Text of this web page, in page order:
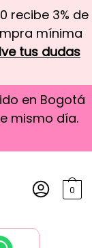
recibe 3% de
mínima
tus dudas
en Bogotá
mismo día.
0